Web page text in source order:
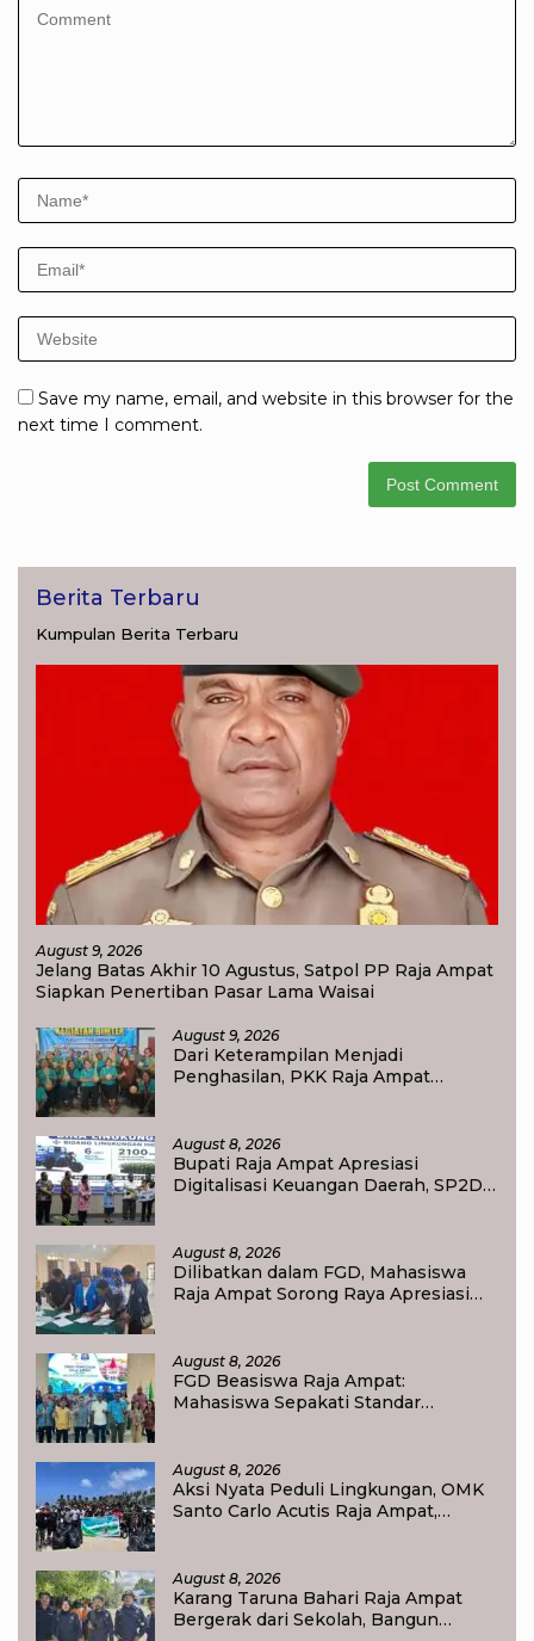
Save my name, email, and website in this browser for the
next time I comment.
Berita Terbaru
Kumpulan Berita Terbaru
August 9, 2026
Jelang Batas Akhir 10 Agustus, Satpol PP Raja Ampat
Siapkan Penertiban Pasar Lama Waisai
August 9, 2026
Dari Keterampilan Menjadi
Penghasilan, PKK Raja Ampat
August 8, 2026
Bupati Raja Ampat Apresiasi
Digitalisasi Keuangan Daerah, SP2D
August 8, 2026
Dilibatkan dalam FGD, Mahasiswa
Raja Ampat Sorong Raya Apresiasi
August 8, 2026
FGD Beasiswa Raja Ampat:
Mahasiswa Sepakati Standar
August 8, 2026
Aksi Nyata Peduli Lingkungan, OMK
Santo Carlo Acutis Raja Ampat,
August 8, 2026
Karang Taruna Bahari Raja Ampat
Bergerak dari Sekolah, Bangun